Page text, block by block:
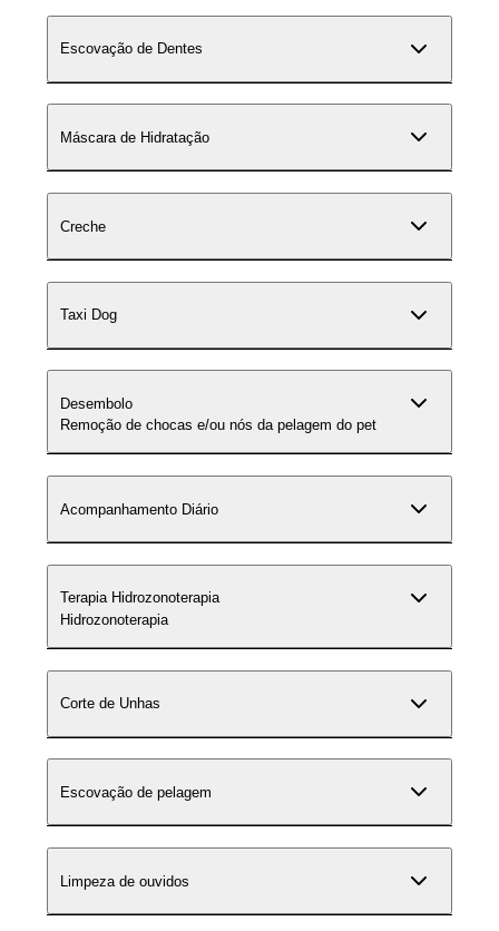
Escovação de Dentes
Máscara de Hidratação
Creche
Taxi Dog
Desembolo
Remoção de chocas e/ou nós da pelagem do pet
Acompanhamento Diário
Terapia Hidrozonoterapia
Hidrozonoterapia
Corte de Unhas
Escovação de pelagem
Limpeza de ouvidos